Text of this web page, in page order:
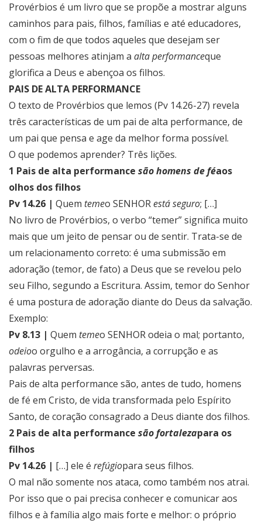
Provérbios é um livro que se propõe a mostrar alguns
caminhos para pais, filhos, famílias e até educadores,
com o fim de que todos aqueles que desejam ser
pessoas melhores atinjam a alta performanceque
glorifica a Deus e abençoa os filhos.
PAIS DE ALTA PERFORMANCE
O texto de Provérbios que lemos (Pv 14.26-27) revela
três características de um pai de alta performance, de
um pai que pensa e age da melhor forma possível.
O que podemos aprender? Três lições.
1 Pais de alta performance são homens de féaos
olhos dos filhos
Pv 14.26 | Quem temeo SENHORestá seguro; […]
No livro de Provérbios, o verbo “temer” significa muito
mais que um jeito de pensar ou de sentir. Trata-se de
um relacionamento correto: é uma submissão em
adoração (temor, de fato) a Deus que se revelou pelo
seu Filho, segundo a Escritura. Assim, temor do Senhor
é uma postura de adoração diante do Deus da salvação.
Exemplo:
Pv 8.13 | Quem temeo SENHOR odeia o mal; portanto,
odeioo orgulho e a arrogância, a corrupção e as
palavras perversas.
Pais de alta performance são, antes de tudo, homens
de fé em Cristo, de vida transformada pelo Espírito
Santo, de coração consagrado a Deus diante dos filhos.
2 Pais de alta performance são fortalezapara os
filhos
Pv 14.26 | […] ele é refúgiopara seus filhos.
O mal não somente nos ataca, como também nos atrai.
Por isso que o pai precisa conhecer e comunicar aos
filhos e à família algo mais forte e melhor: o próprio